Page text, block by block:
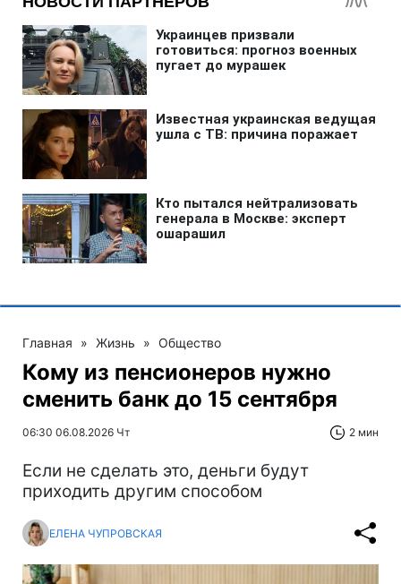
Главная » Жизнь » Общество
Кому из пенсионеров нужно
сменить банк до 15 сентября
06:30 06.08.2026 Чт 2 мин
Если не сделать это, деньги будут
приходить другим способом
ЕЛЕНА ЧУПРОВСКАЯ